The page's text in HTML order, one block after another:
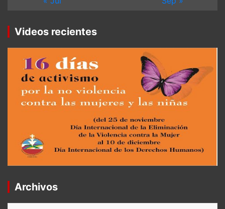
Videos recientes
Archivos